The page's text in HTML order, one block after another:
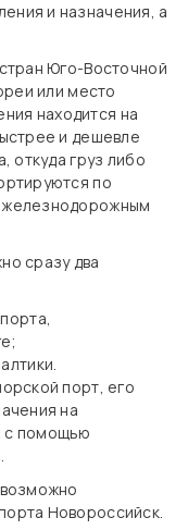
и назначения, а
Юго-Восточной
или место
находится на
и дешевле
откуда груз либо
по
железнодорожным
сразу два
порт, его
на
с помощью
Новороссийск.